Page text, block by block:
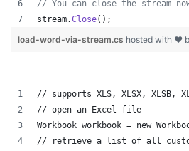
// You can close the stream
stream.Close( ) ;
load-word-via-stream.cs hosted with ❤
// supports XLS, XLSX, XLSB,
// open an Excel file
Workbook workbook = new
// retrieve a list of all